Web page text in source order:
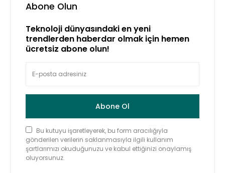
Abone Olun
Teknoloji dünyasındaki en yeni
trendlerden haberdar olmak için hemen
ücretsiz abone olun!
Abone Ol
Bu kutuyu işaretleyerek, bu form aracılığıyla
gönderilen verilerin saklanmasıyla ilgili kullanım
şartlarımızı okuduğunuzu ve kabul ettiğinizi onaylamış
oluyorsunuz.